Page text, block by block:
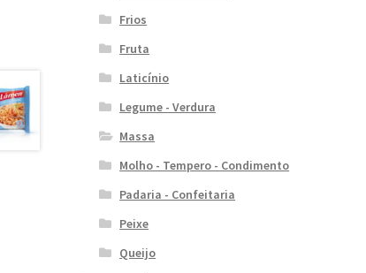
Frios
Fruta
Laticínio
Legume - Verdura
Massa
Molho - Tempero - Condimento
Padaria - Confeitaria
Peixe
Queijo